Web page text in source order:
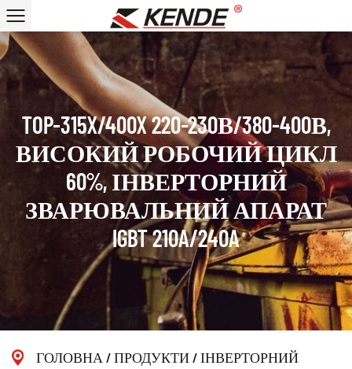
TOP-315X/400X 220-230В/380-400В,
ВИСОКИЙ РОБОЧИЙ ЦИКЛ
60%, ІНВЕРТОРНИЙ
ЗВАРЮВАЛЬНИЙ АПАРАТ
IGBT 210A/240A
ГОЛОВНА /ПРОДУКТИ/ІНВЕРТОРНИЙ